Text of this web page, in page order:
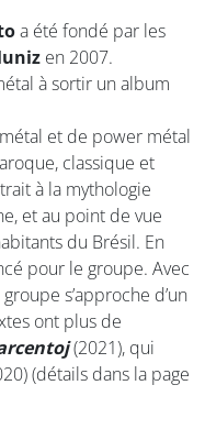
a été fondé par les
en 2007.
à sortir un album
et de power métal
classique et
à la mythologie
et au point de vue
du Brésil. En
pour le groupe. Avec
groupe s’approche d’un
ont plus de
(2021), qui
(détails dans la page